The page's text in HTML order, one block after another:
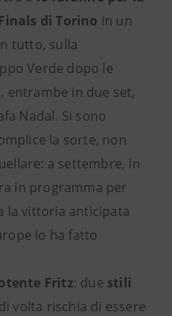
di Torino in un
tutto, sulla
Verde dopo le
entrambe in due set,
Nadal. Si sono
la sorte, non
a settembre, in
in programma per
la vittoria anticipata
lo ha fatto
Fritz: due stili
volta rischia di essere